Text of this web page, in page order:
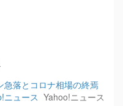
急落とコロナ相場の終焉
ニュース Yahoo!ニュース